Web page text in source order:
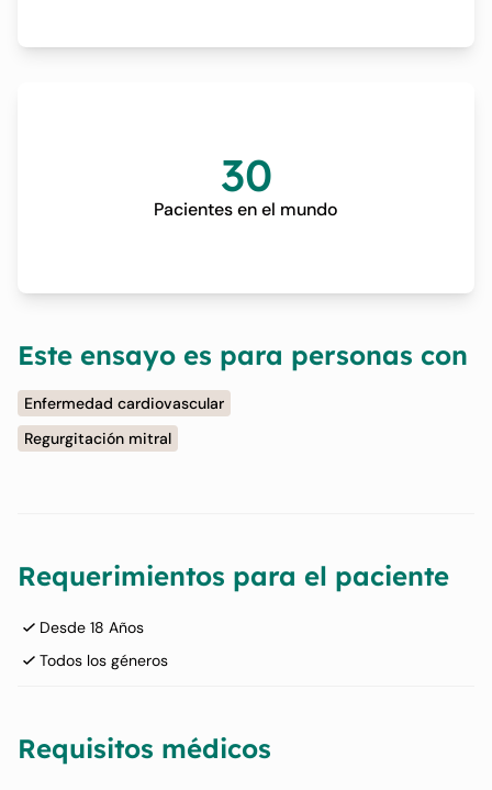
30
Pacientes en el mundo
Este ensayo es para personas con
Enfermedad cardiovascular
Regurgitación mitral
Requerimientos para el paciente
Desde 18 Años
Todos los géneros
Requisitos médicos